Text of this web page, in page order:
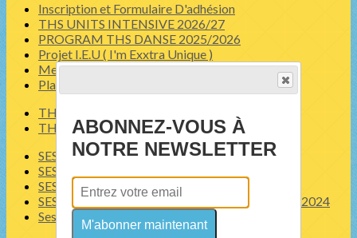
Inscription et Formulaire D'adhésion
THS UNITS INTENSIVE 2026/27
PROGRAM THS DANSE 2025/2026
Projet I.E.U ( I'm Exxtra Unique )
Meech De France - Infos
Planning
THS ACADEMY 2025- 2027
THS ACADEMY SAISON 2023-2024
SESSION 2 STYLE 2026 Programme
SESSION 2 STYLE 2026
SESSION 2 STYLE 2025
SESSION 2 STYLE 2024 "The Celebration" - Eté 2024
Session 2 Style 2023
ABONNEZ-VOUS À
NOTRE NEWSLETTER
M'abonner maintenant